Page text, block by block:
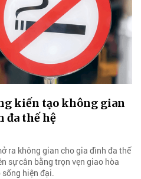
kiến tạo không gian
đa thế hệ
ra không gian cho gia đình đa thế
sự cân bằng trọn vẹn giao hòa
hiện đại.